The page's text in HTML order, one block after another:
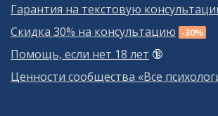
Гарантия на текстовую
Скидка 30% на консультацию -30%
Помощь, если нет 18 лет 🔞
Ценности сообщества «Все